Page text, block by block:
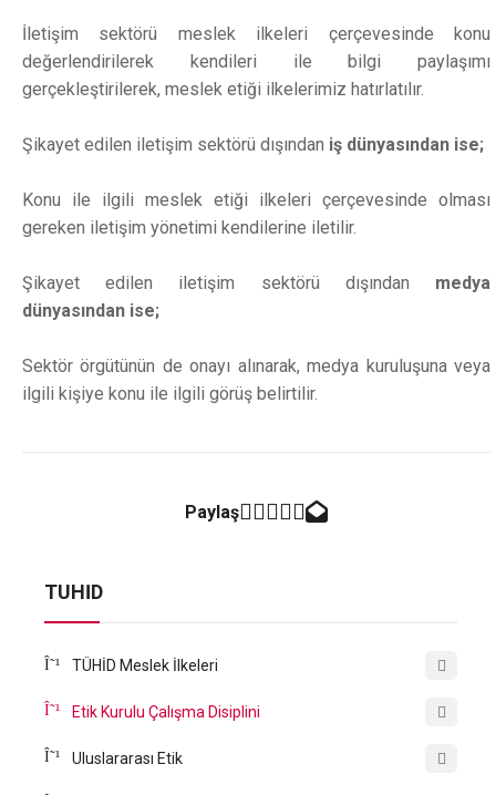
TÜHİD
TÜHİD Meslek İlkeleri
Etik Kurulu Çalışma Disiplini
Uluslararası Etik
İletişim sektörü meslek ilkeleri çerçevesinde konu
değerlendirilerek kendileri ile bilgi paylaşımı
gerçekleştirilerek, meslek etiği ilkelerimiz hatırlatılır.
Şikayet edilen iletişim sektörü dışından iş dünyasından ise;
Konu ile ilgili meslek etiği ilkeleri çerçevesinde olması
gereken iletişim yönetimi kendilerine iletilir.
Şikayet edilen iletişim sektörü dışından medya
dünyasından ise;
Sektör örgütünün de onayı alınarak, medya kuruluşuna veya
ilgili kişiye konu ile ilgili görüş belirtilir.
Paylaş